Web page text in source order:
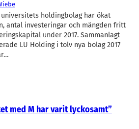
med M har varit lyckosamt”
universitets holdingbolag har ökat
antal investeringar och mängden fritt
under 2017. Sammanlagt
LU Holding i tolv nya bolag 2017